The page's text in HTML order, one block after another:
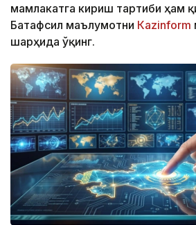
мамлакатга кириш тартиби ҳам
Батафсил маълумотни Кazinform
шарҳида ўқинг.